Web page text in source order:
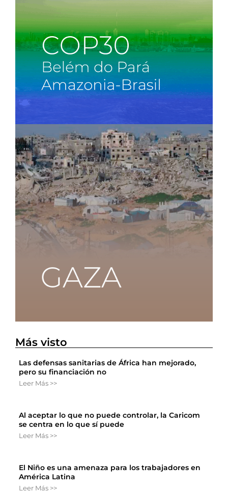
Más visto
Las defensas sanitarias de África han mejorado,
pero su financiación no
Leer Más >>
Al aceptar lo que no puede controlar, la Caricom
se centra en lo que sí puede
Leer Más >>
El Niño es una amenaza para los trabajadores en
América Latina
Leer Más >>